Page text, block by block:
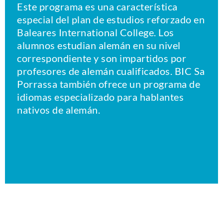
Este programa es una característica
especial del plan de estudios reforzado en
Baleares International College. Los
alumnos estudian alemán en su nivel
correspondiente y son impartidos por
profesores de alemán cualificados. BIC Sa
Porrassa también ofrece un programa de
idiomas especializado para hablantes
nativos de alemán.